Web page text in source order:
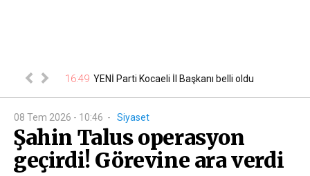
16:49 YENİ Parti Kocaeli İl Başkanı belli oldu
08 Tem 2026 - 10:46 - Siyaset
Şahin Talus operasyon
geçirdi! Görevine ara verdi